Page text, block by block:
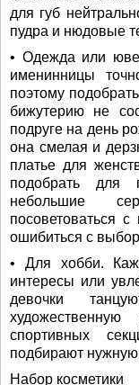
для губ
пудра и нюдовые
• Одежда или
именинницы
поэтому
бижутерию не
подруге на день
она смелая и
платье для
подобрать для
небольшие
посоветоваться
ошибиться с
• Для хобби.
интересы или
девочки
спортивных
подбирают
Набор косметики